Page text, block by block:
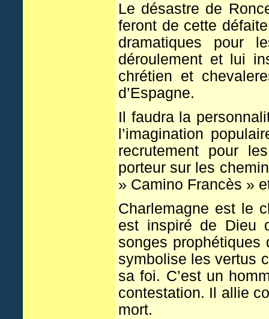
Le désastre de
feront de cette
dramatiques pour
déroulement et lui
chrétien et
d’Espagne.
Il faudra la
l’imagination
recrutement pour
porteur sur les
» Camino Francès »
Charlemagne est le
est inspiré de Dieu
songes prophétiques
symbolise les vertus
sa foi. C’est un
contestation. Il allie
mort.